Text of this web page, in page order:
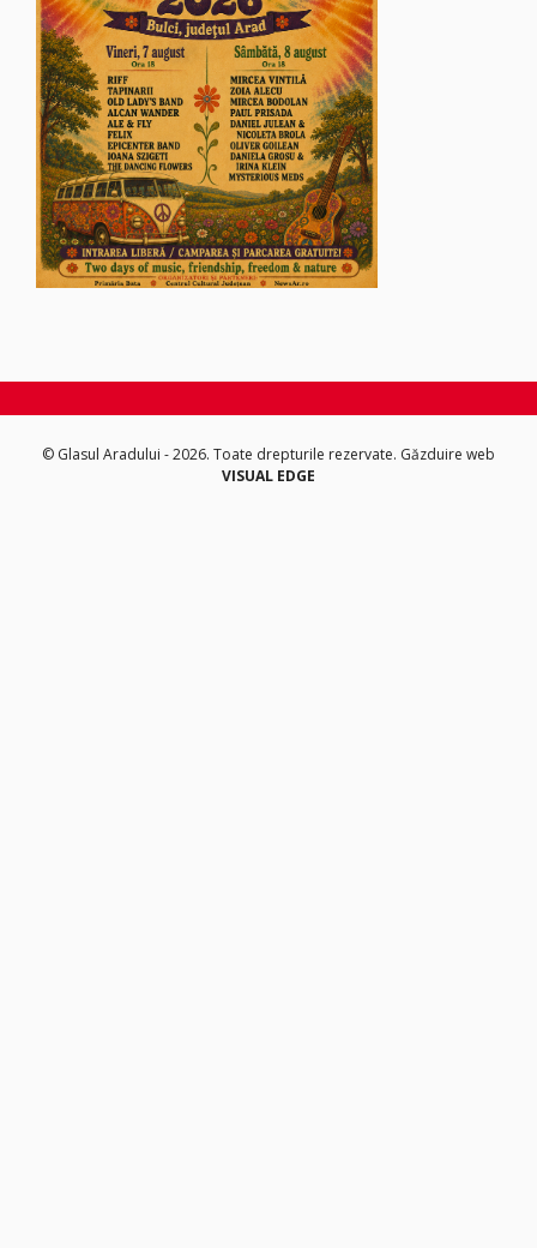
© Glasul Aradului - 2026. Toate drepturile rezervate. Găzduire web
VISUAL EDGE